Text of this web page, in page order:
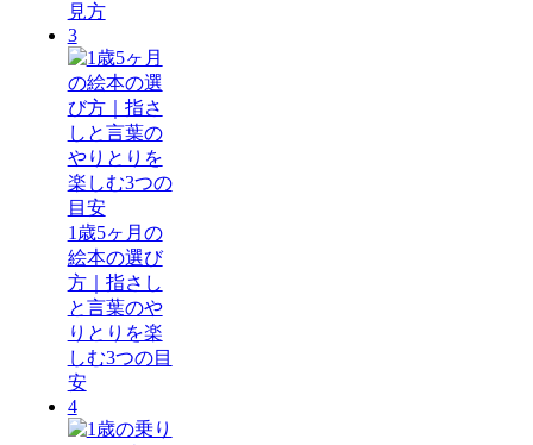
見方
3
1歳5ヶ月の
絵本の選び
方｜指さし
と言葉のや
りとりを楽
しむ3つの目
安
4